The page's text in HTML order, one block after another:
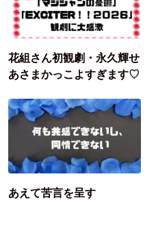
花組さん初観劇・永久輝せ
あさまかっこよすぎます♡
あえて苦言を呈す